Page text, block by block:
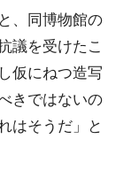
、同博物館の
議を受けたこ
仮にねつ造写
きではないの
はそうだ」と